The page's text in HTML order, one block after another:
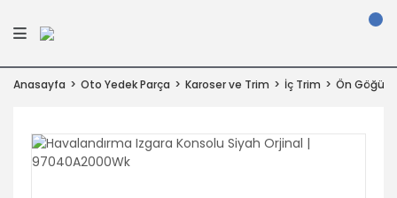
Anasayfa Oto Yedek Parça Karoser ve Trim İç Trim Ön Göğüs